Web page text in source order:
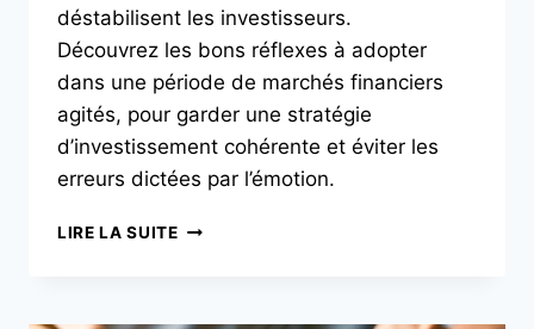
déstabilisent les investisseurs.
Découvrez les bons réflexes à adopter
dans une période de marchés financiers
agités, pour garder une stratégie
d’investissement cohérente et éviter les
erreurs dictées par l’émotion.
LIRE LA SUITE